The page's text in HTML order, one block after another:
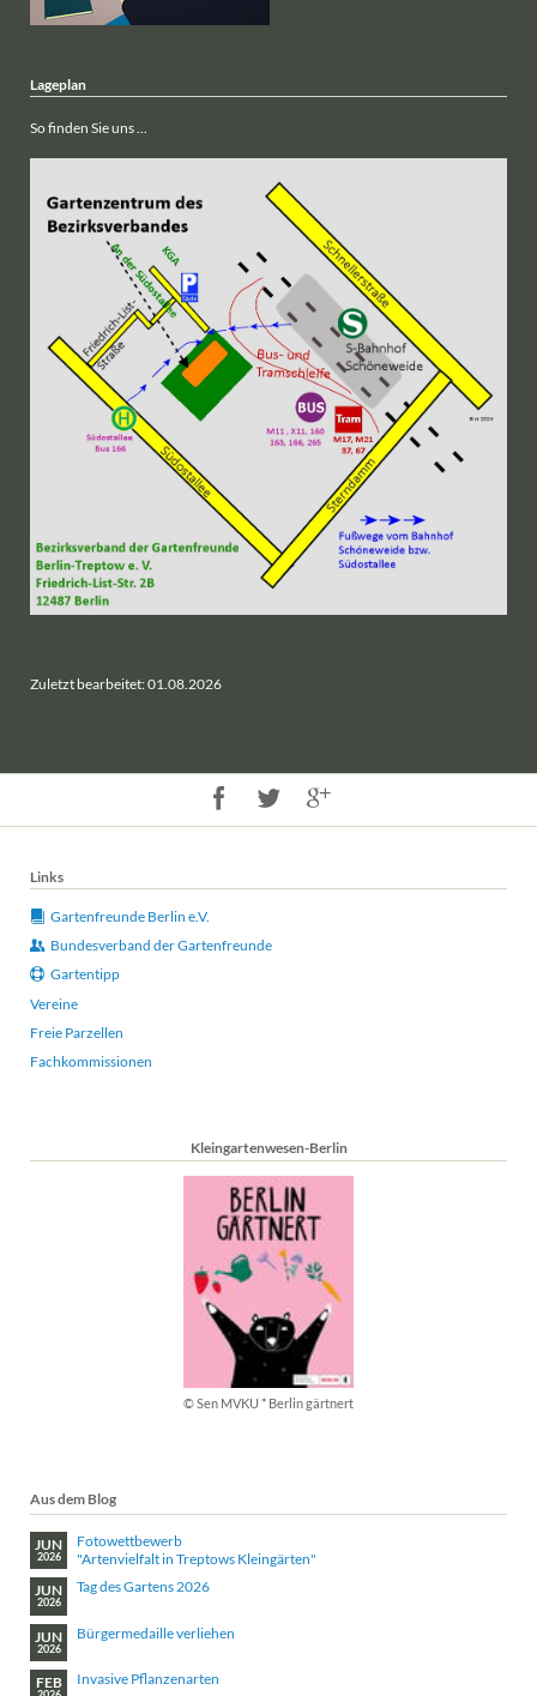
Lageplan
So finden Sie uns ...
Zuletzt bearbeitet: 01.08.2026
Links
Gartenfreunde Berlin e.V.
Bundesverband der Gartenfreunde
Gartentipp
Vereine
Freie Parzellen
Fachkommissionen
Kleingartenwesen-Berlin
© Sen MVKU * Berlin gärtnert
Aus dem Blog
JUN
2026
Fotowettbewerb
"Artenvielfalt in Treptows Kleingärten"
JUN
2026
Tag des Gartens 2026
JUN
2026
Bürgermedaille verliehen
FEB Invasive Pflanzenarten